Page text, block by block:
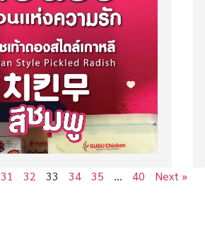
31 32 33 34 35 … 40 Next »